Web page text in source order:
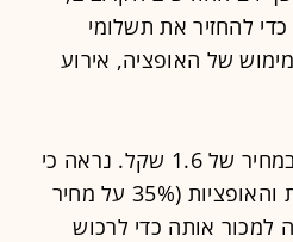
אופציות כדי להחזיר את תשלומי
של האופציה, אירוע
במהלך היום ירדה המניה ב-11% וסיימה את יום המסחר במחיר של 1.6 שקל. נראה כי
בשל הדיסקאונט שגילם המחיר הכלכלי של חבילת המניות והאופציות (35% על מחיר
למכור אותה כדי לרכוש